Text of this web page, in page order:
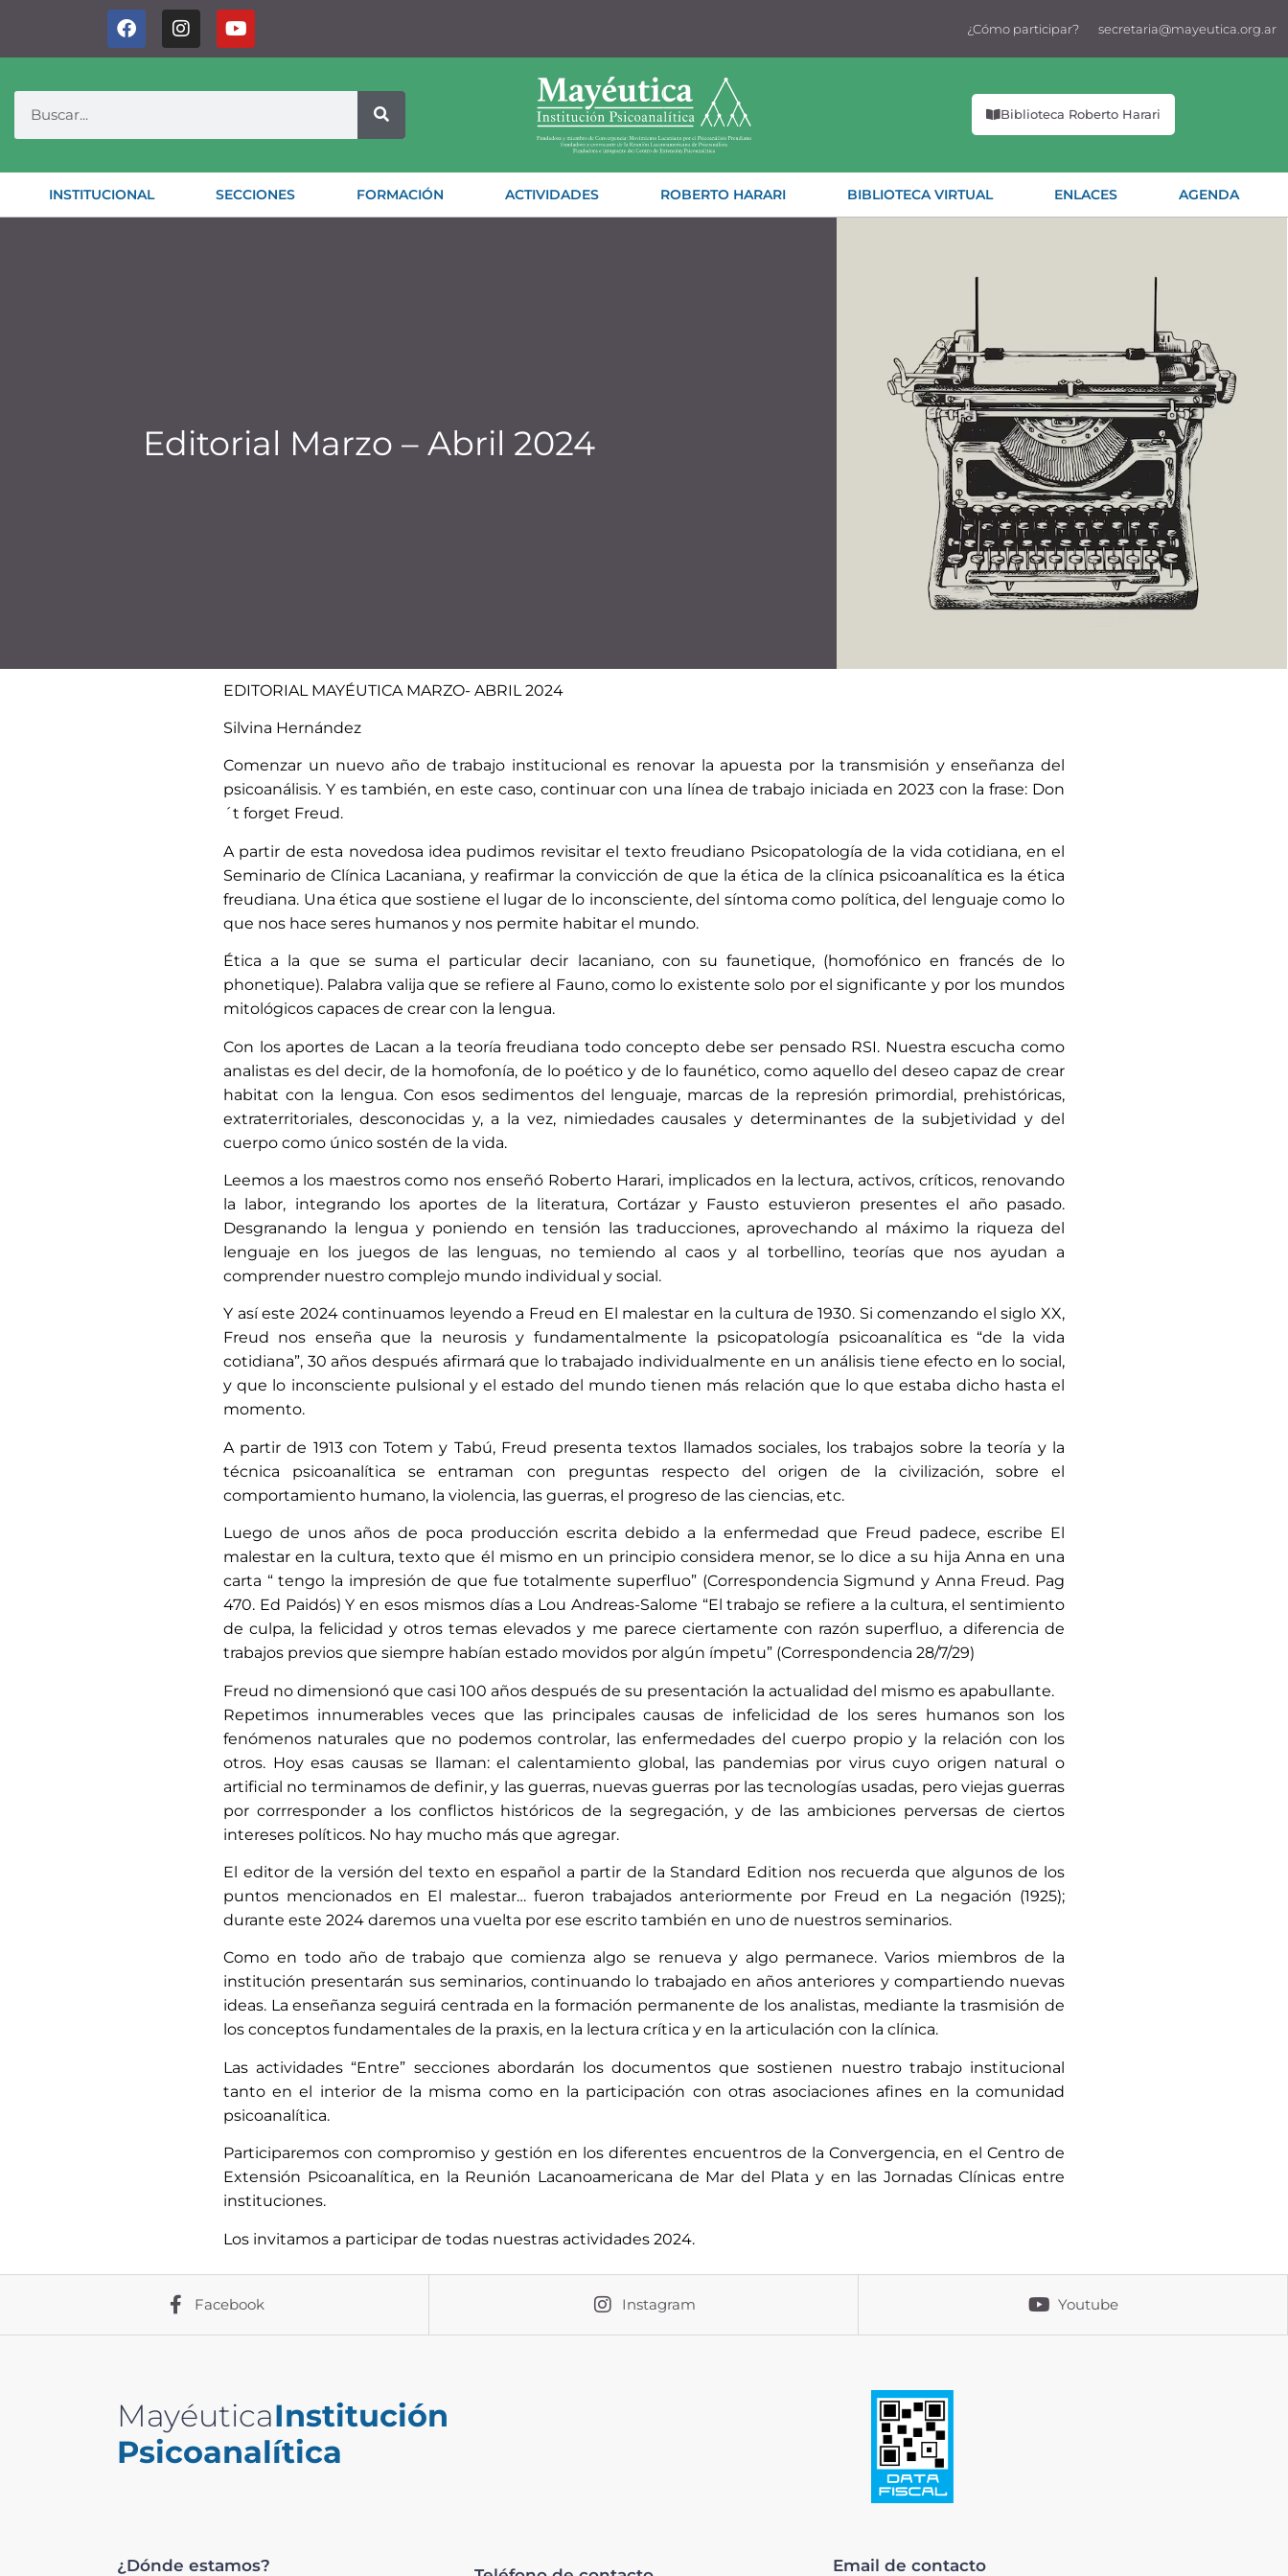
¿Cómo participar? secretaria@mayeutica.org.ar
Biblioteca Roberto Harari
INSTITUCIONAL SECCIONES FORMACIÓN ACTIVIDADES ROBERTO HARARI BIBLIOTECA VIRTUAL ENLACES AGENDA
Editorial Marzo – Abril 2024
EDITORIAL MAYÉUTICA MARZO- ABRIL 2024
Silvina Hernández
Comenzar un nuevo año de trabajo institucional es renovar la apuesta por la transmisión y enseñanza del
psicoanálisis. Y es también, en este caso, continuar con una línea de trabajo iniciada en 2023 con la frase: Don
´t forget Freud.
A partir de esta novedosa idea pudimos revisitar el texto freudiano Psicopatología de la vida cotidiana, en el
Seminario de Clínica Lacaniana, y reafirmar la convicción de que la ética de la clínica psicoanalítica es la ética
freudiana. Una ética que sostiene el lugar de lo inconsciente, del síntoma como política, del lenguaje como lo
que nos hace seres humanos y nos permite habitar el mundo.
Ética a la que se suma el particular decir lacaniano, con su faunetique, (homofónico en francés de lo
phonetique). Palabra valija que se refiere al Fauno, como lo existente solo por el significante y por los mundos
mitológicos capaces de crear con la lengua.
Con los aportes de Lacan a la teoría freudiana todo concepto debe ser pensado RSI. Nuestra escucha como
analistas es del decir, de la homofonía, de lo poético y de lo faunético, como aquello del deseo capaz de crear
habitat con la lengua. Con esos sedimentos del lenguaje, marcas de la represión primordial, prehistóricas,
extraterritoriales, desconocidas y, a la vez, nimiedades causales y determinantes de la subjetividad y del
cuerpo como único sostén de la vida.
Leemos a los maestros como nos enseñó Roberto Harari, implicados en la lectura, activos, críticos, renovando
la labor, integrando los aportes de la literatura, Cortázar y Fausto estuvieron presentes el año pasado.
Desgranando la lengua y poniendo en tensión las traducciones, aprovechando al máximo la riqueza del
lenguaje en los juegos de las lenguas, no temiendo al caos y al torbellino, teorías que nos ayudan a
comprender nuestro complejo mundo individual y social.
Y así este 2024 continuamos leyendo a Freud en El malestar en la cultura de 1930. Si comenzando el siglo XX,
Freud nos enseña que la neurosis y fundamentalmente la psicopatología psicoanalítica es “de la vida
cotidiana”, 30 años después afirmará que lo trabajado individualmente en un análisis tiene efecto en lo social,
y que lo inconsciente pulsional y el estado del mundo tienen más relación que lo que estaba dicho hasta el
momento.
A partir de 1913 con Totem y Tabú, Freud presenta textos llamados sociales, los trabajos sobre la teoría y la
técnica psicoanalítica se entraman con preguntas respecto del origen de la civilización, sobre el
comportamiento humano, la violencia, las guerras, el progreso de las ciencias, etc.
Luego de unos años de poca producción escrita debido a la enfermedad que Freud padece, escribe El
malestar en la cultura, texto que él mismo en un principio considera menor, se lo dice a su hija Anna en una
carta “ tengo la impresión de que fue totalmente superfluo” (Correspondencia Sigmund y Anna Freud. Pag
470. Ed Paidós) Y en esos mismos días a Lou Andreas-Salome “El trabajo se refiere a la cultura, el sentimiento
de culpa, la felicidad y otros temas elevados y me parece ciertamente con razón superfluo, a diferencia de
trabajos previos que siempre habían estado movidos por algún ímpetu” (Correspondencia 28/7/29)
Freud no dimensionó que casi 100 años después de su presentación la actualidad del mismo es apabullante.
Repetimos innumerables veces que las principales causas de infelicidad de los seres humanos son los
fenómenos naturales que no podemos controlar, las enfermedades del cuerpo propio y la relación con los
otros. Hoy esas causas se llaman: el calentamiento global, las pandemias por virus cuyo origen natural o
artificial no terminamos de definir, y las guerras, nuevas guerras por las tecnologías usadas, pero viejas guerras
por corrresponder a los conflictos históricos de la segregación, y de las ambiciones perversas de ciertos
intereses políticos. No hay mucho más que agregar.
El editor de la versión del texto en español a partir de la Standard Edition nos recuerda que algunos de los
puntos mencionados en El malestar… fueron trabajados anteriormente por Freud en La negación (1925);
durante este 2024 daremos una vuelta por ese escrito también en uno de nuestros seminarios.
Como en todo año de trabajo que comienza algo se renueva y algo permanece. Varios miembros de la
institución presentarán sus seminarios, continuando lo trabajado en años anteriores y compartiendo nuevas
ideas. La enseñanza seguirá centrada en la formación permanente de los analistas, mediante la trasmisión de
los conceptos fundamentales de la praxis, en la lectura crítica y en la articulación con la clínica.
Las actividades “Entre” secciones abordarán los documentos que sostienen nuestro trabajo institucional
tanto en el interior de la misma como en la participación con otras asociaciones afines en la comunidad
psicoanalítica.
Participaremos con compromiso y gestión en los diferentes encuentros de la Convergencia, en el Centro de
Extensión Psicoanalítica, en la Reunión Lacanoamericana de Mar del Plata y en las Jornadas Clínicas entre
instituciones.
Los invitamos a participar de todas nuestras actividades 2024.
Facebook Instagram Youtube
MayéuticaInstitución
Psicoanalítica
¿Dónde estamos? Email de contacto